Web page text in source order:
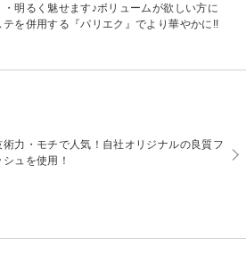
・明るく魅せます♪ボリュームが欲しい方に
テを併用する『パリエク』でより華やかに!!
術力・モチで人気！自社オリジナルの良質フ
ュを使用！